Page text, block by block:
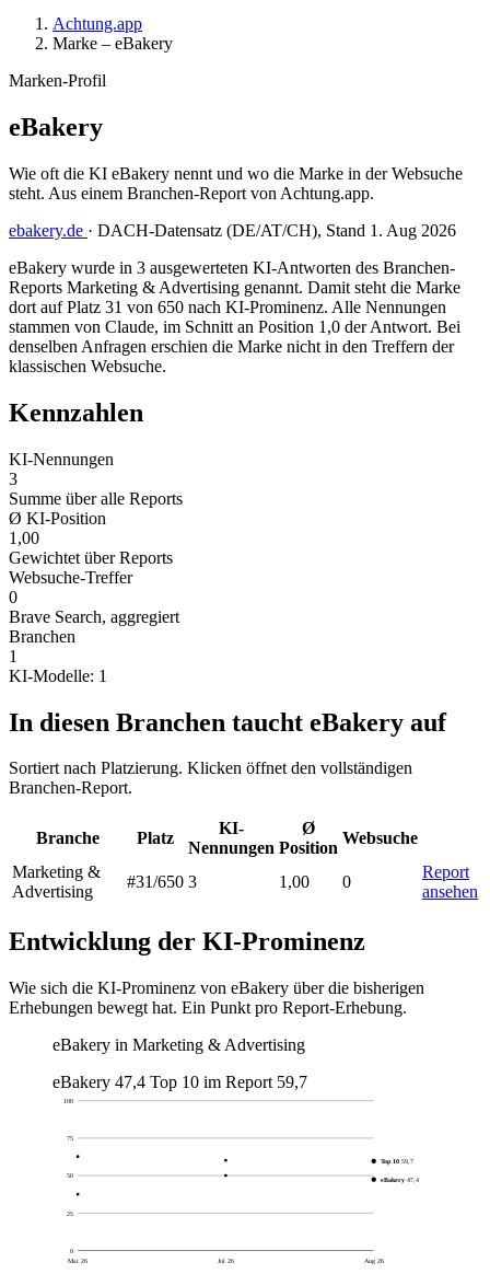
Achtung.app
Marke – eBakery
Marken-Profil
eBakery
Wie oft die KI eBakery nennt und wo die Marke in der Websuche
steht. Aus einem Branchen-Report von Achtung.app.
ebakery.de · DACH-Datensatz (DE/AT/CH), Stand 1. Aug 2026
eBakery wurde in 3 ausgewerteten KI-Antworten des Branchen-
Reports Marketing & Advertising genannt. Damit steht die Marke
dort auf Platz 31 von 650 nach KI-Prominenz. Alle Nennungen
stammen von Claude, im Schnitt an Position 1,0 der Antwort. Bei
denselben Anfragen erschien die Marke nicht in den Treffern der
klassischen Websuche.
Kennzahlen
KI-Nennungen
3
Summe über alle Reports
Ø KI-Position
1,00
Gewichtet über Reports
Websuche-Treffer
0
Brave Search, aggregiert
Branchen
1
KI-Modelle: 1
In diesen Branchen taucht eBakery auf
Sortiert nach Platzierung. Klicken öffnet den vollständigen
Branchen-Report.
Branche Platz
KI-
Nennungen
Ø
Position
Websuche
Marketing &
Advertising
#31/650 3 1,00 0
Report
ansehen
Entwicklung der KI-Prominenz
Wie sich die KI-Prominenz von eBakery über die bisherigen
Erhebungen bewegt hat. Ein Punkt pro Report-Erhebung.
eBakery in Marketing & Advertising
eBakery 47,4 Top 10 im Report 59,7
0
25
50
75
100
Mai 26 Jul 26 Aug 26
eBakery 47,4
Top 10 59,7